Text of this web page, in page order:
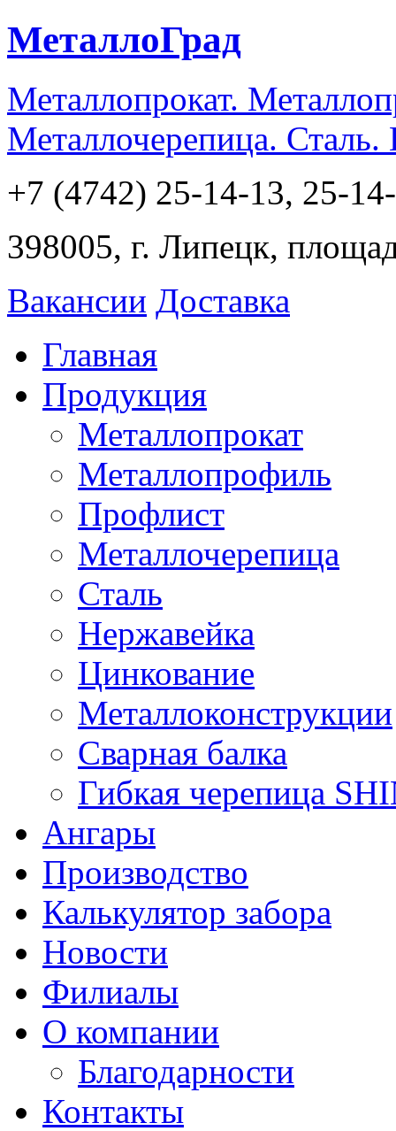
МеталлоГрад
Металлопрокат.
Металлочерепица.
+7 (4742) 25-14-13, 25-
398005, г. Липецк,
Вакансии Доставка
Главная
Продукция
Металлопрокат
Металлопрофиль
Профлист
Металлочерепица
Сталь
Нержавейка
Цинкование
Металлоконструкции
Сварная балка
Гибкая черепица
Ангары
Производство
Калькулятор забора
Новости
Филиалы
О компании
Благодарности
Контакты